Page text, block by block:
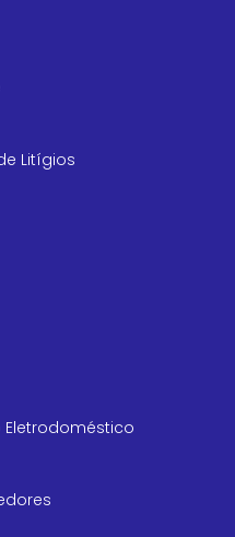
Litígios